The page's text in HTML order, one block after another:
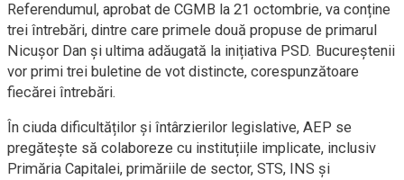
Referendumul, aprobat de CGMB la 21 octombrie, va conține
trei întrebări, dintre care primele două propuse de primarul
Nicușor Dan și ultima adăugată la inițiativa PSD. Bucureștenii
vor primi trei buletine de vot distincte, corespunzătoare
fiecărei întrebări.
În ciuda dificultăților și întârzierilor legislative, AEP se
pregătește să colaboreze cu instituțiile implicate, inclusiv
Primăria Capitalei, primăriile de sector, STS, INS și